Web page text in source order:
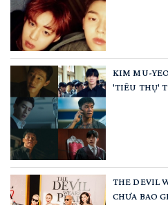
KIM MU-
'TIÊU THỤ'
THE DEVIL
CHƯA BAO